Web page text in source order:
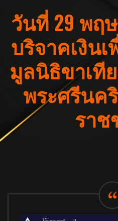
วันที่ 29 พฤ
บริจาคเงิน
มูลนิธิขาเที
พระศรีนค
รา